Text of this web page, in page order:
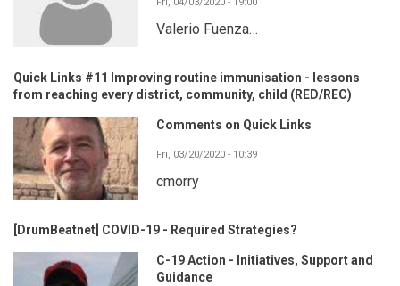
Valerio Fuenza…
Quick Links #11 Improving routine immunisation - lessons
from reaching every district, community, child (RED/REC)
Comments on Quick Links
Fri, 03/20/2020 - 10:39
cmorry
[DrumBeatnet] COVID-19 - Required Strategies?
C-19 Action - Initiatives, Support and
Guidance